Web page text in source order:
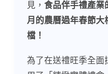
見， 食品伴手禮產業
月的農曆過年春節
檔！
為了在送禮旺季全面